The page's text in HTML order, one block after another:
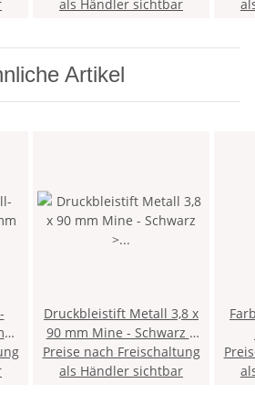
Minenspitzer und Clip >
als Händler sichtbar
Artikel
Druckbleistift Metall 3,8 x
90 mm Mine - Schwarz >
5KK <
Preise nach Freischaltung
als Händler sichtbar